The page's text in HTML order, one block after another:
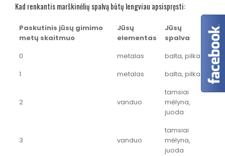
Kad renkantis marškinėlių spalvą būtų lengviau apsispręsti:
Paskutinis jūsų gimimo
metų skaitmuo
Jūsų
elementas
Jūsų
spalva
0
metalas
balta, pilka
1
metalas balta, pilka
2 vanduo
tamsiai
mėlyna,
juoda
3 vanduo
tamsiai
mėlyna,
juoda